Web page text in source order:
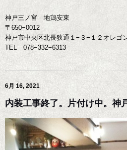
神戸三ノ宮 地鶏安東
〒650−0012
神戸市中央区北長狭通１−３−１２オレゴ
TEL 078−332−6313
6月 16, 2021
内装工事終了。片付け中。神